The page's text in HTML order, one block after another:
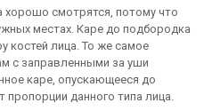
смотрятся, потому что
местах. Каре до подбородка
костей лица. То же самое
с заправленными за уши
каре, опускающееся до
данного типа лица.